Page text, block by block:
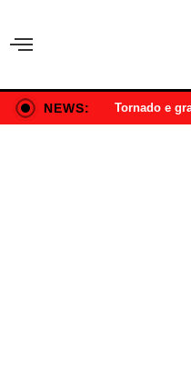
NEWS: Tornado e